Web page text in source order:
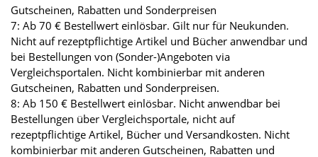
Gutscheinen, Rabatten und Sonderpreisen
7: Ab 70 € Bestellwert einlösbar. Gilt nur für Neukunden.
Nicht auf rezeptpflichtige Artikel und Bücher anwendbar und
bei Bestellungen von (Sonder-)Angeboten via
Vergleichsportalen. Nicht kombinierbar mit anderen
Gutscheinen, Rabatten und Sonderpreisen.
8: Ab 150 € Bestellwert einlösbar. Nicht anwendbar bei
Bestellungen über Vergleichsportale, nicht auf
rezeptpflichtige Artikel, Bücher und Versandkosten. Nicht
kombinierbar mit anderen Gutscheinen, Rabatten und